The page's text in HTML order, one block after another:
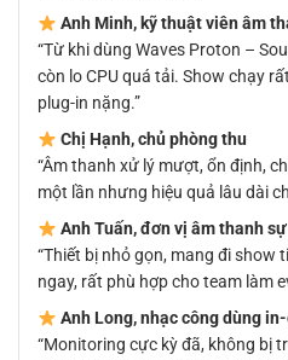
Anh Minh, kỹ thuật viên âm
“Từ khi dùng Waves Proton –
còn lo CPU quá tải. Show chạy
plug-in nặng.”
Chị Hạnh, chủ phòng thu
“Âm thanh xử lý mượt, ổn định,
một lần nhưng hiệu quả lâu dài
Anh Tuấn, đơn vị âm thanh
“Thiết bị nhỏ gọn, mang đi show
ngay, rất phù hợp cho team làm
Anh Long, nhạc công dùng
“Monitoring cực kỳ đã, không bị